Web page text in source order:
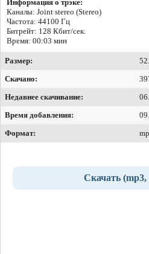
Информация о трэке:
Каналы: Joint stereo (Stereo)
Частота: 44100 Гц
Битрейт: 128 Кбит/сек.
Время: 00:03 мин
Размер:
Скачано:
Недавнее скачивание:
Время добавления:
Формат:
Скачать (mp3,